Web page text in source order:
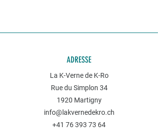
ADRESSE
La K-Verne de K-Ro
Rue du Simplon 34
1920 Martigny
info@lakvernedekro.ch
+41 76 393 73 64